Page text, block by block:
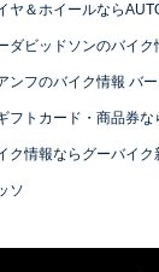
ヤ＆ホイールなら
ダビッドソンのバイ
ンフのバイク情報 バ
フトカード・商品券
ク情報ならグーバイク
ソ